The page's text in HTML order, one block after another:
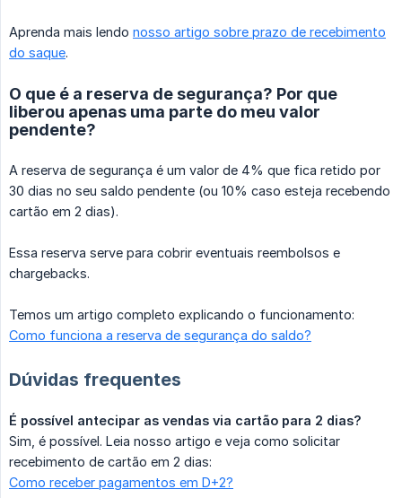
Aprenda mais lendo nosso artigo sobre prazo de recebimento
do saque.
O que é a reserva de segurança? Por que
liberou apenas uma parte do meu valor
pendente?
A reserva de segurança é um valor de 4% que fica retido por
30 dias no seu saldo pendente (ou 10% caso esteja recebendo
cartão em 2 dias).
Essa reserva serve para cobrir eventuais reembolsos e
chargebacks.
Temos um artigo completo explicando o funcionamento:
Como funciona a reserva de segurança do saldo?
Dúvidas frequentes
É possível antecipar as vendas via cartão para 2 dias?
Sim, é possível. Leia nosso artigo e veja como solicitar
recebimento de cartão em 2 dias:
Como receber pagamentos em D+2?